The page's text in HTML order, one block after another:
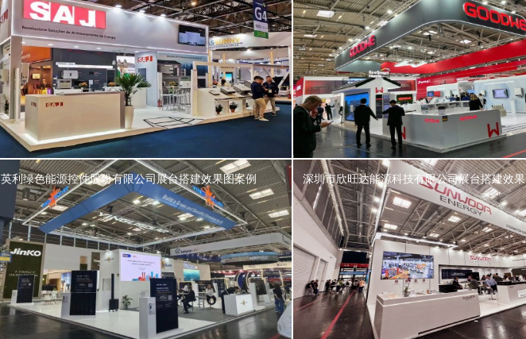
英利绿色能源控件股份有限公司展台搭建效果图案例 深圳市欣旺达能源科技有限公司展台搭建效